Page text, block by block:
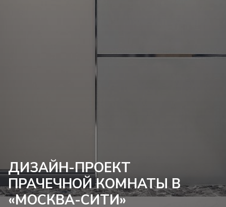
ДИЗАЙН-ПРОЕКТ
ПРАЧЕЧНОЙ КОМНАТЫ В
«МОСКВА-СИТИ»